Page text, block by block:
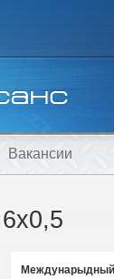
Вакансии
Междунарыдный